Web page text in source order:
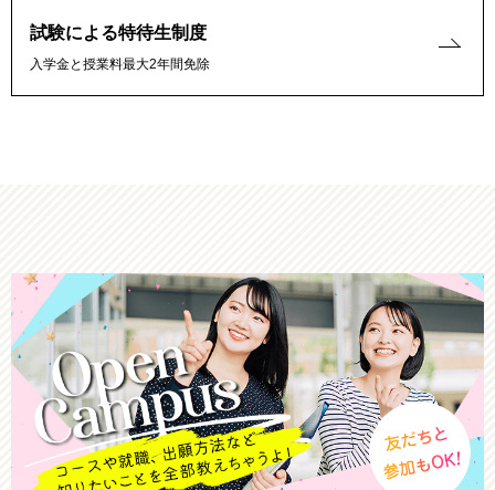
試験による特待生制度
入学金と授業料最大2年間免除